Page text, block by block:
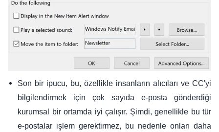
Son bir ipucu, bu, özellikle insanların alıcıları ve CC'yi
bilgilendirmek için çok sayıda e-posta gönderdiği
kurumsal bir ortamda iyi çalışır. Şimdi, genellikle bu tür
e-postalar işlem gerektirmez, bu nedenle onları daha